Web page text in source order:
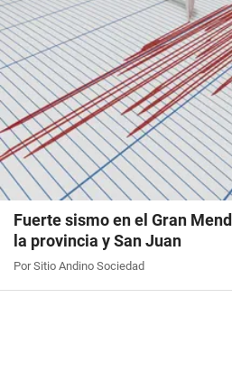
Fuerte sismo en el Gran
la provincia y San Juan
Por Sitio Andino Sociedad